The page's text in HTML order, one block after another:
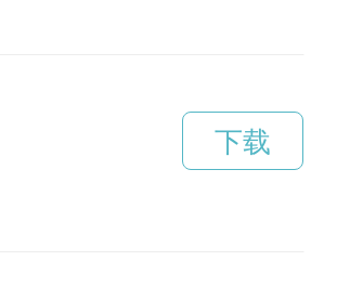
下载